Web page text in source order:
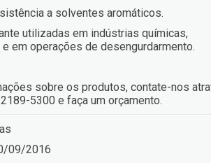
a solventes aromáticos.
utilizadas em indústrias químicas,
em operações de desengurdarmento.
sobre os produtos, contate-nos
5300 e faça um orçamento.
09/2016